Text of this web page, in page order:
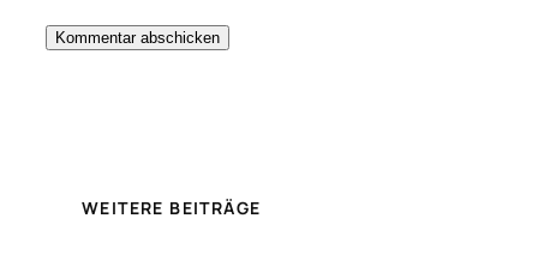
WEITERE BEITRÄGE